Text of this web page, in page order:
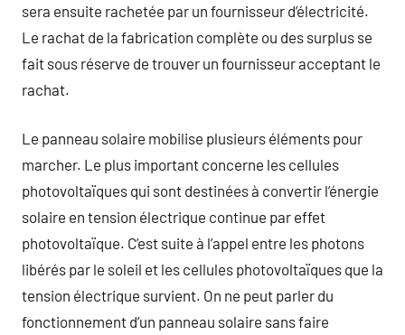
sera ensuite rachetée par un fournisseur d’électricité.
Le rachat de la fabrication complète ou des surplus se
fait sous réserve de trouver un fournisseur acceptant le
rachat.
Le panneau solaire mobilise plusieurs éléments pour
marcher. Le plus important concerne les cellules
photovoltaïques qui sont destinées à convertir l’énergie
solaire en tension électrique continue par effet
photovoltaïque. C’est suite à l’appel entre les photons
libérés par le soleil et les cellules photovoltaïques que la
tension électrique survient. On ne peut parler du
fonctionnement d’un panneau solaire sans faire